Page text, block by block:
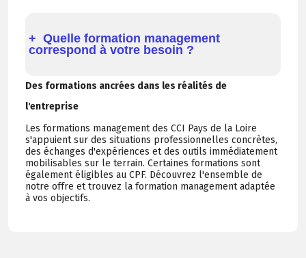
Quelle formation management
correspond à votre besoin ?
Des formations ancrées dans les réalités de
l'entreprise
Les formations management des CCI Pays de la Loire
s'appuient sur des situations professionnelles concrètes,
des échanges d'expériences et des outils immédiatement
mobilisables sur le terrain. Certaines formations sont
également éligibles au CPF. Découvrez l'ensemble de
notre offre et trouvez la formation management adaptée
à vos objectifs.